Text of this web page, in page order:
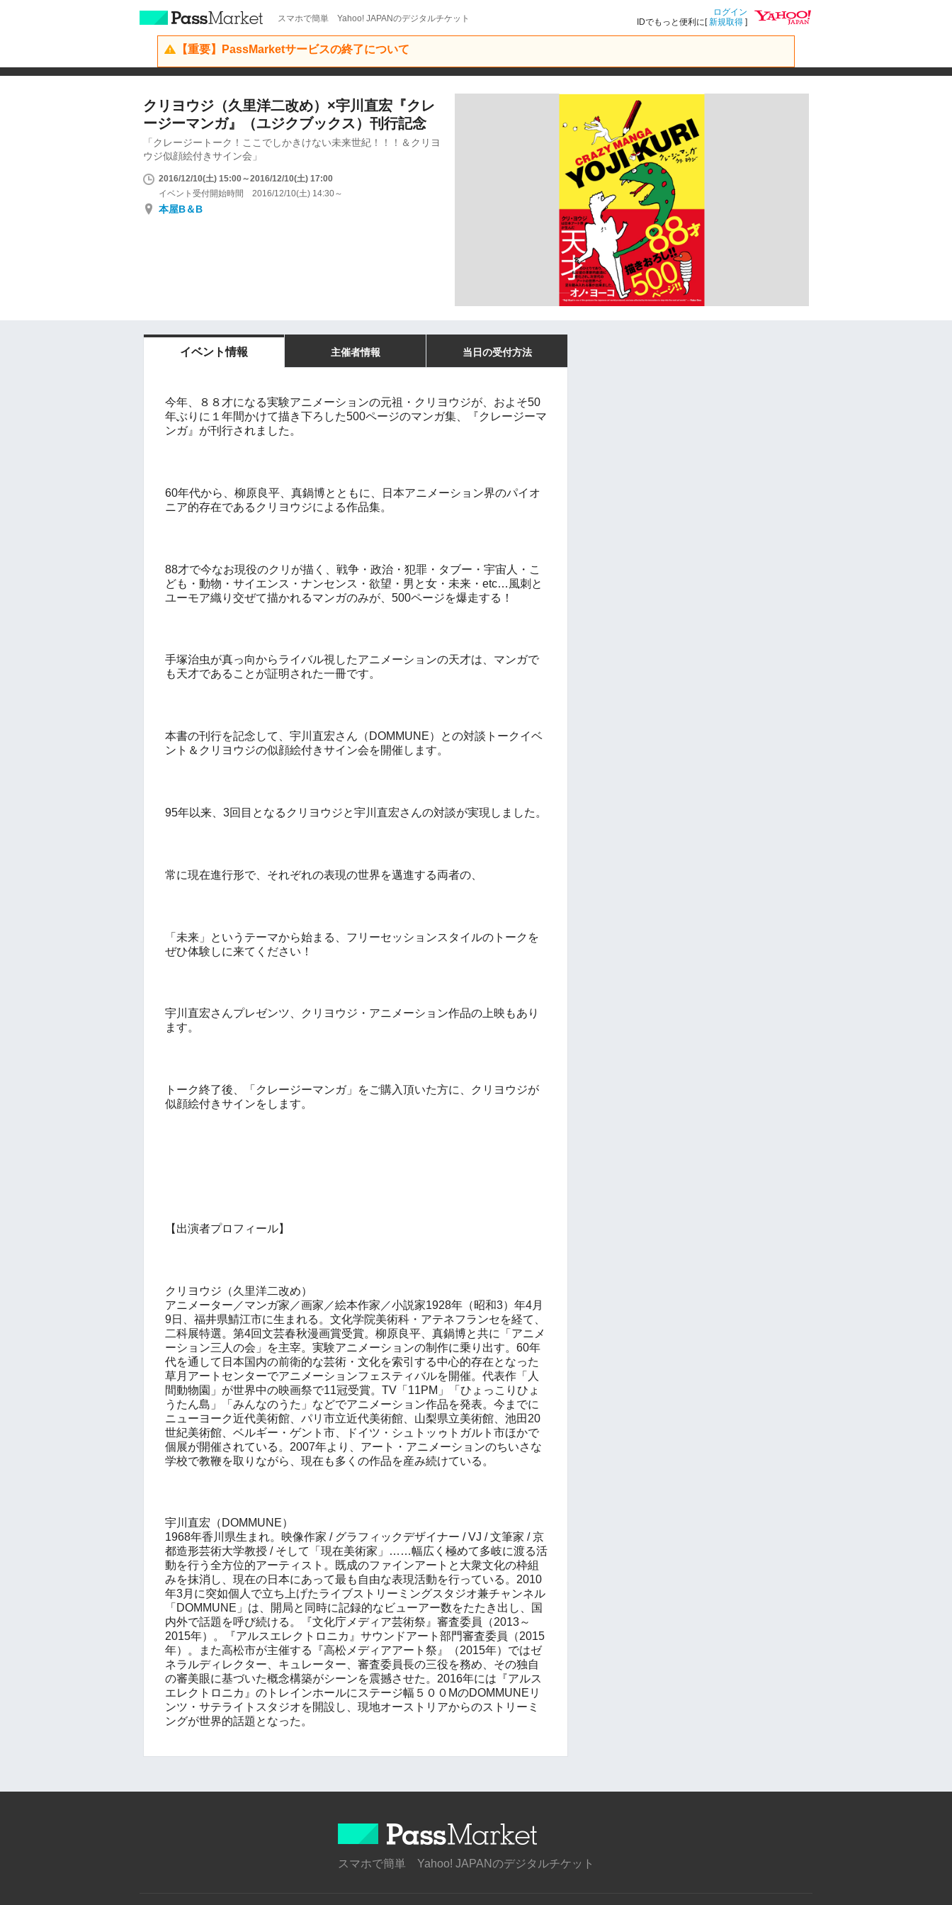
スマホで簡単 Yahoo! JAPANのデジタルチケット
ログイン
IDでもっと便利に[新規取得 ]
【重要】PassMarketサービスの終了について
クリヨウジ（久里洋二改め）×宇川直宏『クレ
ージーマンガ』（ユジクブックス）刊行記念
「クレージートーク！ここでしかきけない未来世紀！！！＆クリヨ
ウジ似顔絵付きサイン会」
2016/12/10(土) 15:00～2016/12/10(土) 17:00
イベント受付開始時間 2016/12/10(土) 14:30～
本屋B＆B
イベント情報 主催者情報 当日の受付方法
今年、８８才になる実験アニメーションの元祖・クリヨウジが、およそ50
年ぶりに１年間かけて描き下ろした500ページのマンガ集、『クレージーマ
ンガ』が刊行されました。
60年代から、柳原良平、真鍋博とともに、日本アニメーション界のパイオ
ニア的存在であるクリヨウジによる作品集。
88才で今なお現役のクリが描く、戦争・政治・犯罪・タブー・宇宙人・こ
ども・動物・サイエンス・ナンセンス・欲望・男と女・未来・ etc… 風刺と
ユーモア織り交ぜて描かれるマンガのみが、 500ページを爆走する！
手塚治虫が真っ向からライバル視したアニメーションの天才は、マンガで
も天才であることが証明された一冊です。
本書の刊行を記念して、宇川直宏さん（ DOMMUNE）との対談トークイベ
ント＆クリヨウジの似顔絵付きサイン会を開催します。
95年以来、 3回目となるクリヨウジと宇川直宏さんの対談が実現しました。
常に現在進行形で、それぞれの表現の世界を邁進する両者の、
「未来」というテーマから始まる、フリーセッションスタイルのトークを
ぜひ体験しに来てください！
宇川直宏さんプレゼンツ、クリヨウジ・アニメーション作品の上映もあり
ます。
トーク終了後、「クレージーマンガ」をご購入頂いた方に、クリヨウジが
似顔絵付きサインをします。
【出演者プロフィール】
クリヨウジ（久里洋二改め）
アニメーター／マンガ家／画家／絵本作家／小説家1928年（昭和3）年4月
9日、福井県鯖江市に生まれる。 文化学院美術科・アテネフランセを経て、
二科展特選。 第4回文芸春秋漫画賞受賞。 柳原良平、真鍋博と共に「アニメ
ーション三人の会」を主宰。実験アニメーションの制作に乗り出す。 60年
代を通して日本国内の前衛的な芸術・文化を索引する中心的存在となった
草月アートセンターでアニメーションフェスティバルを開催。代表作「人
間動物園」が世界中の映画祭で11冠受賞。 TV 「 11PM 」「ひょっこりひょ
うたん島」「みんなのうた」などでアニメーション作品を発表。 今までに
ニューヨーク近代美術館、パリ市立近代美術館、山梨県立美術館、池田 20
世紀美術館、ベルギー・ゲント市、ドイツ・シュトッゥトガルト市ほかで
個展が開催されている。 2007年より、アート・アニメーションのちいさな
学校で教鞭を取りながら、現在も多くの作品を産み続けている。
宇川直宏（ DOMMUNE）
1968年香川県生まれ。映像作家 / グラフィックデザイナー / VJ / 文筆家 / 京
都造形芸術大学教授 / そして「現在美術家」 ……幅広く極めて多岐に渡る活
動を行う全方位的アーティスト。既成のファインアートと大衆文化の枠組
みを抹消し、現在の日本にあって最も自由な表現活動を行っている。 2010
年3月に突如個人で立ち上げたライブストリーミングスタジオ兼チャンネル
「 DOMMUNE 」は、開局と同時に記録的なビューアー数をたたき出し、国
内外で話題を呼び続ける。『文化庁メディア芸術祭』審査委員（2013～
2015年）。『アルスエレクトロニカ』サウンドアート部門審査委員（2015
年）。また高松市が主催する『高松メディアアート祭』（2015年）ではゼ
ネラルディレクター、キュレーター、審査委員長の三役を務め、その独自
の審美眼に基づいた概念構築がシーンを震撼させた。 2016年には『アルス
エレクトロニカ』のトレインホールにステージ幅５００ MのDOMMUNE リ
ンツ・サテライトスタジオを開設し、現地オーストリアからのストリーミ
ングが世界的話題となった。
スマホで簡単 Yahoo! JAPANのデジタルチケット